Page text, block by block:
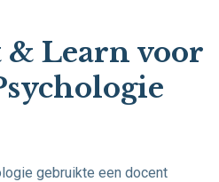
& Learn voor
gebruikte een docent